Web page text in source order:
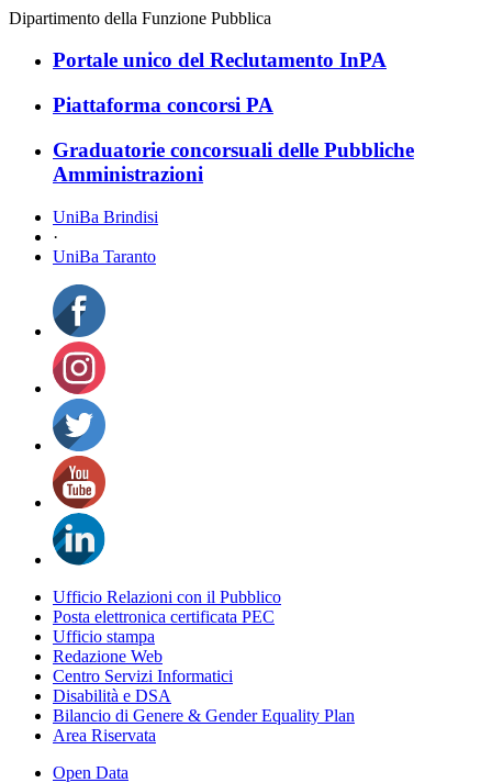
Dipartimento della Funzione Pubblica
Portale unico del Reclutamento InPA
Piattaforma concorsi PA
Graduatorie concorsuali delle Pubbliche
Amministrazioni
UniBa Brindisi
·
UniBa Taranto
Ufficio Relazioni con il Pubblico
Posta elettronica certificata PEC
Ufficio stampa
Redazione Web
Centro Servizi Informatici
Disabilità e DSA
Bilancio di Genere & Gender Equality Plan
Area Riservata
Open Data